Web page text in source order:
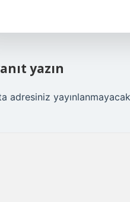
yazın
adresiniz